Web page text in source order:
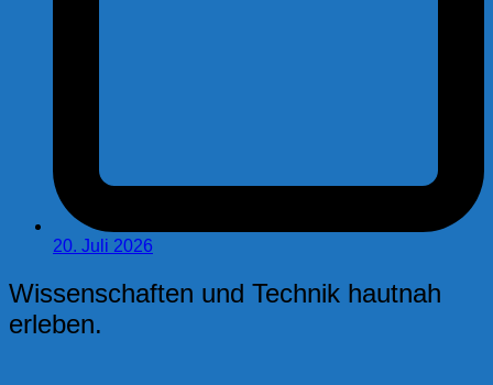
20. Juli 2026
Wissenschaften und Technik hautnah
erleben.